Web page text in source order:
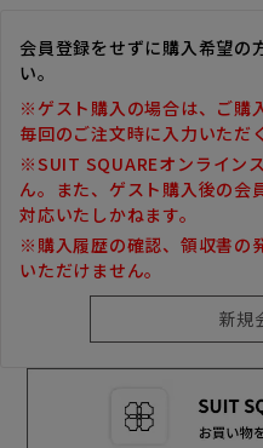
会員登録をせずに購入希望の
い。
※ゲスト購入の場合は、ご購
毎回のご注文時に入力いただ
※SUIT SQUAREオンライン
ん。また、ゲスト購入後の会
対応いたしかねます。
※購入履歴の確認、領収書の
いただけません。